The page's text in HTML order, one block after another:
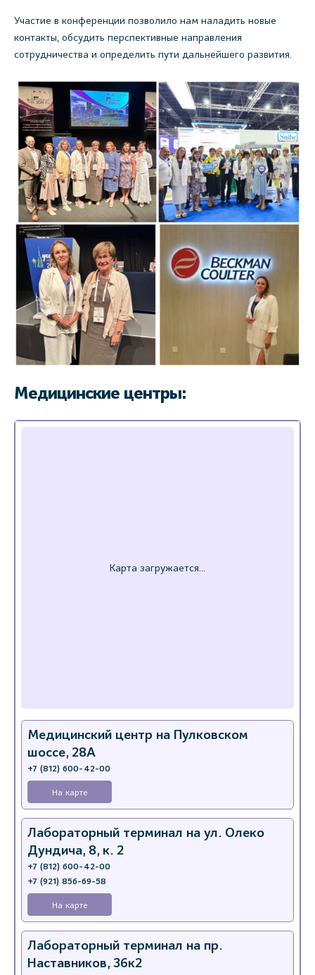
Участие в конференции позволило нам наладить новые
контакты, обсудить перспективные направления
сотрудничества и определить пути дальнейшего развития.
Медицинские центры:
Медицинский центр на Пулковском
шоссе, 28А
+7 (812) 600-42-00
На карте
Лабораторный терминал на ул. Олеко
Дундича, 8, к. 2
+7 (812) 600-42-00
+7 (921) 856-69-58
На карте
Лабораторный терминал на пр.
Наставников, 36к2